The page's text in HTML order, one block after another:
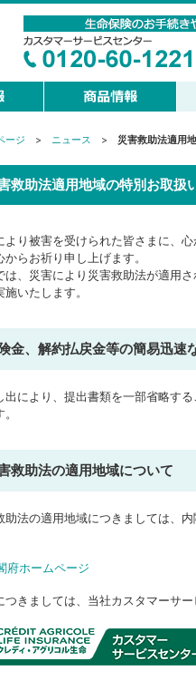
ージ > ニュース > 災害救助法適用
救助法適用地域の特別お取扱
より被害を受けられた皆さまに、
からお祈り申し上げます。
は、災害により災害救助法が適⽤
施いたします。
⾦、解約払戻⾦等の簡易迅速
出により、提出書類を⼀部省略す
救助法の適⽤地域について
助法の適用地域につきましては、
府ホームページ
つきましては、当社カスタマーサ